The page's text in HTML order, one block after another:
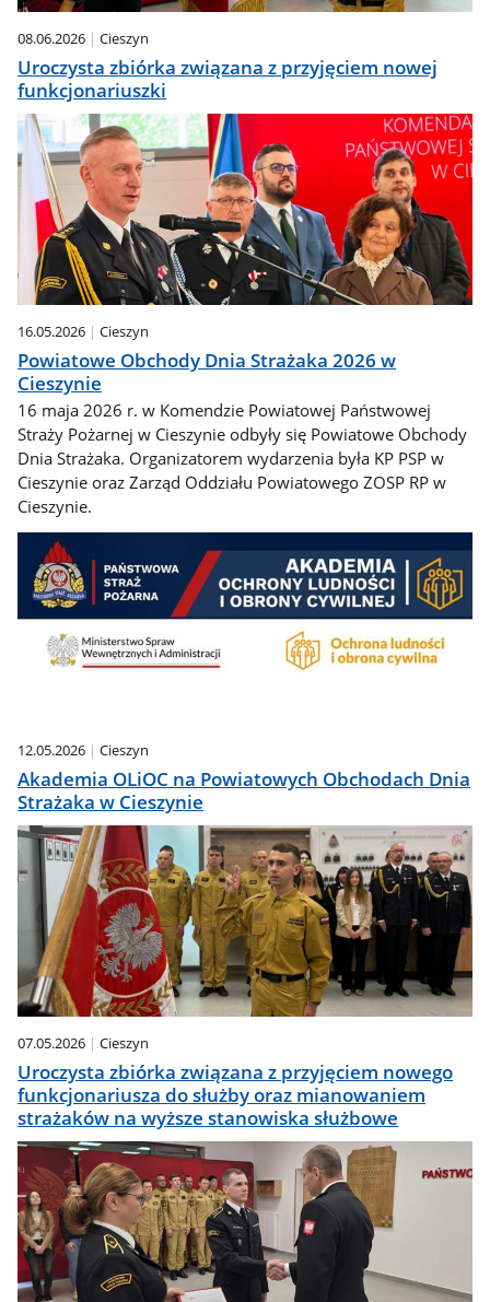
08.06.2026 Cieszyn
Uroczysta zbiórka związana z przyjęciem nowej
funkcjonariuszki
16.05.2026 Cieszyn
Powiatowe Obchody Dnia Strażaka 2026 w
Cieszynie
16 maja 2026 r. w Komendzie Powiatowej Państwowej
Straży Pożarnej w Cieszynie odbyły się Powiatowe Obchody
Dnia Strażaka. Organizatorem wydarzenia była KP PSP w
Cieszynie oraz Zarząd Oddziału Powiatowego ZOSP RP w
Cieszynie.
12.05.2026 Cieszyn
Akademia OLiOC na Powiatowych Obchodach Dnia
Strażaka w Cieszynie
07.05.2026 Cieszyn
Uroczysta zbiórka związana z przyjęciem nowego
funkcjonariusza do służby oraz mianowaniem
strażaków na wyższe stanowiska służbowe